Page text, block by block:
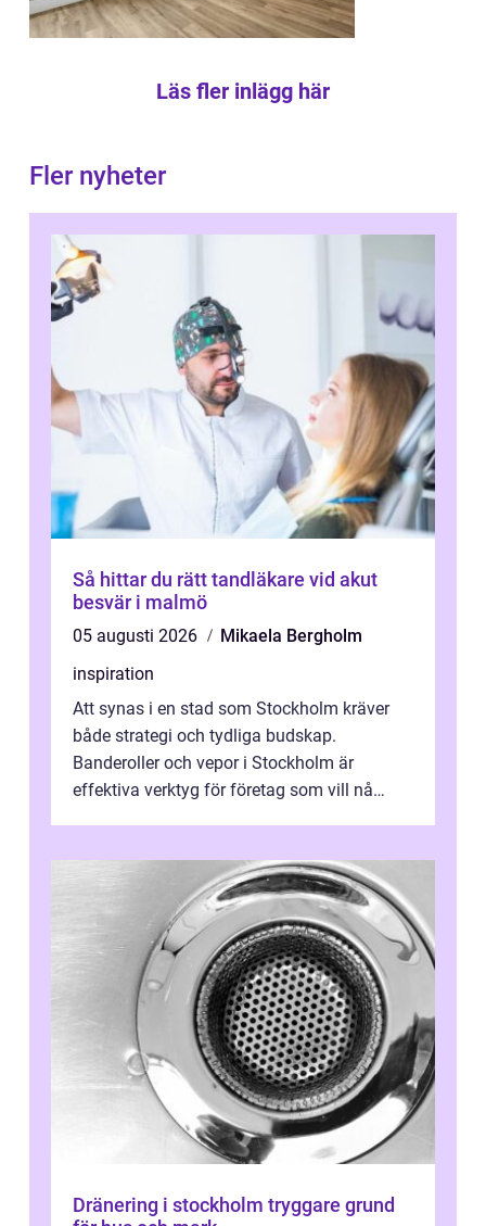
Läs fler inlägg här
Fler nyheter
Så hittar du rätt tandläkare vid akut
besvär i malmö
05 augusti 2026
Mikaela Bergholm
inspiration
Att synas i en stad som Stockholm kräver
både strategi och tydliga budskap.
Banderoller och vepor i Stockholm är
effektiva verktyg för företag som vill nå
Dränering i stockholm tryggare grund